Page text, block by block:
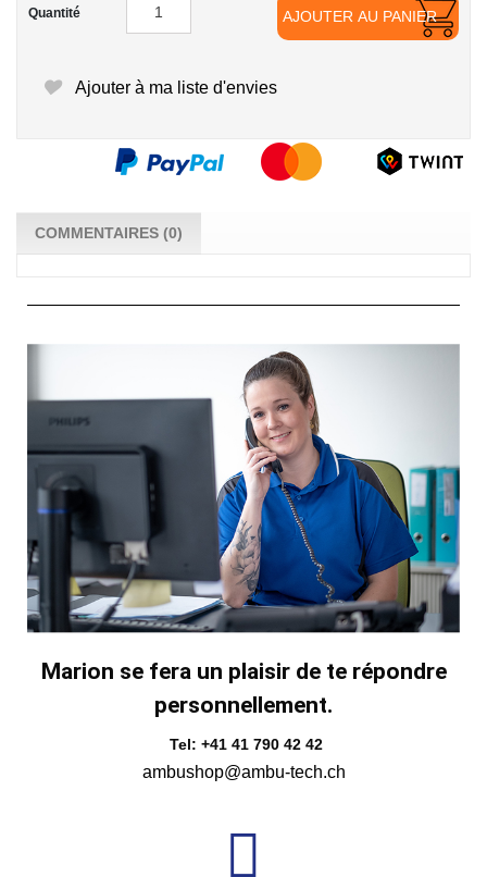
Quantité AJOUTER AU PANIER
Ajouter à ma liste d'envies
COMMENTAIRES (0)
Marion se fera un plaisir de te répondre
personnellement.
Tel: +41 41 790 42 42
ambushop@ambu-tech.ch